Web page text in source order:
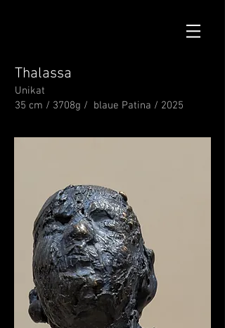
Thalassa
Unikat
35 cm / 3708g / blaue Patina / 2025